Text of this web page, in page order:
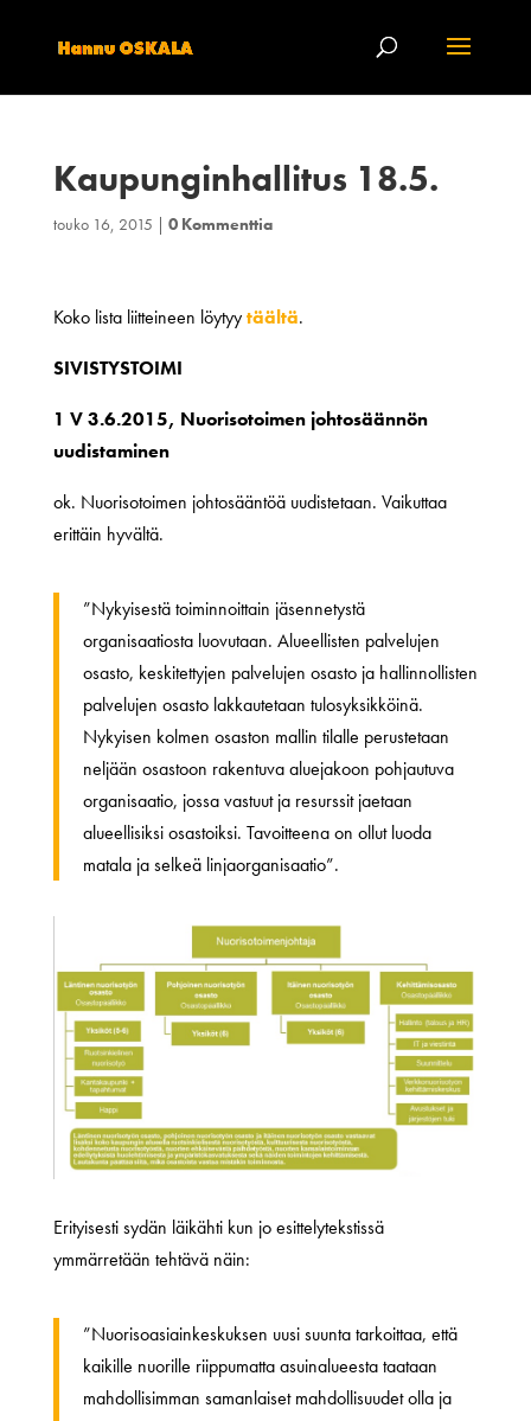
Kaupunginhallitus 18.5.
touko 16, 2015 | 0 Kommenttia
Koko lista liitteineen löytyytäältä.
SIVISTYSTOIMI
1 V 3.6.2015, Nuorisotoimen johtosäännön
uudistaminen
ok. Nuorisotoimen johtosääntöä uudistetaan. Vaikuttaa
erittäin hyvältä.
”Nykyisestä toiminnoittain jäsennetystä
organisaatiosta luovutaan. Alueellisten palvelujen
osasto, keskitettyjen palvelujen osasto ja hallinnollisten
palvelujen osasto lakkautetaan tulosyksikköinä.
Nykyisen kolmen osaston mallin tilalle perustetaan
neljään osastoon rakentuva aluejakoon pohjautuva
organisaatio, jossa vastuut ja resurssit jaetaan
alueellisiksi osastoiksi. Tavoitteena on ollut luoda
matala ja selkeä linjaorganisaatio”.
Erityisesti sydän läikähti kun jo esittelytekstissä
ymmärretään tehtävä näin:
”Nuorisoasiainkeskuksen uusi suunta tarkoittaa, että
kaikille nuorille riippumatta asuinalueesta taataan
mahdollisimman samanlaiset mahdollisuudet olla ja